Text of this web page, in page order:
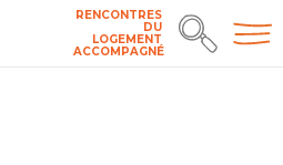
RENCONTRES
DU
LOGEMENT
ACCOMPAGNÉ